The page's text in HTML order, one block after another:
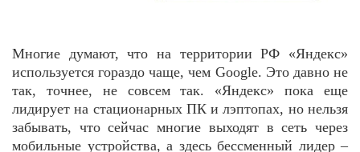
Многие думают, что на территории РФ «Яндекс»
используется гораздо чаще, чем Google. Это давно не
так, точнее, не совсем так. «Яндекс» пока еще
лидирует на стационарных ПК и лэптопах, но нельзя
забывать, что сейчас многие выходят в сеть через
мобильные устройства, а здесь бессменный лидер –